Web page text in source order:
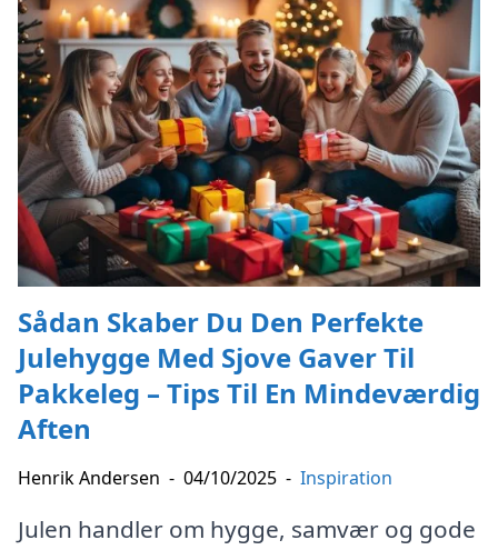
Sådan Skaber Du Den Perfekte
Julehygge Med Sjove Gaver Til
Pakkeleg – Tips Til En Mindeværdig
Aften
Henrik Andersen - 04/10/2025 - Inspiration
Julen handler om hygge, samvær og gode